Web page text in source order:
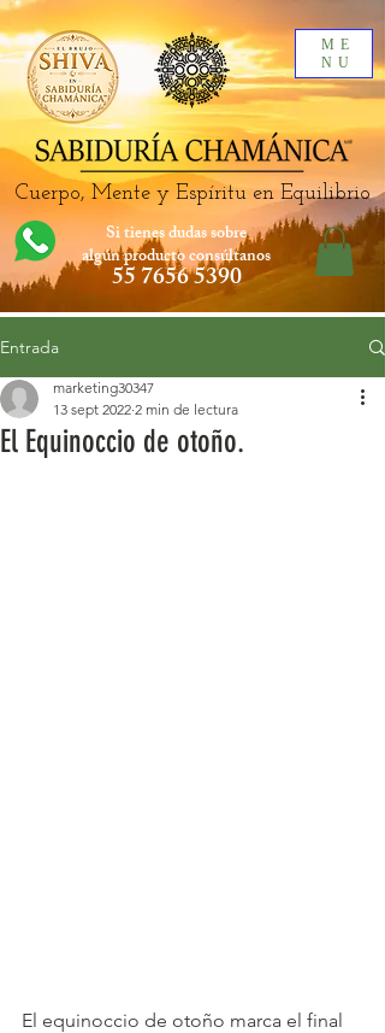
ME
NU
Cuerpo, Mente y Espíritu en Equilibrio
Si tienes dudas sobre
algún productoconsúltanos
55 7656 5390
Entrada
El Equinoccio de otoño.
marketing30347
13 sept 2022 2 min de lectura
El equinoccio de otoño marca el final